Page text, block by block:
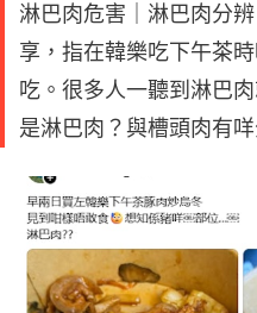
淋巴肉危害｜淋巴肉分
享，指在韓樂吃下午茶
吃。很多人一聽到淋巴
是淋巴肉？與槽頭肉有